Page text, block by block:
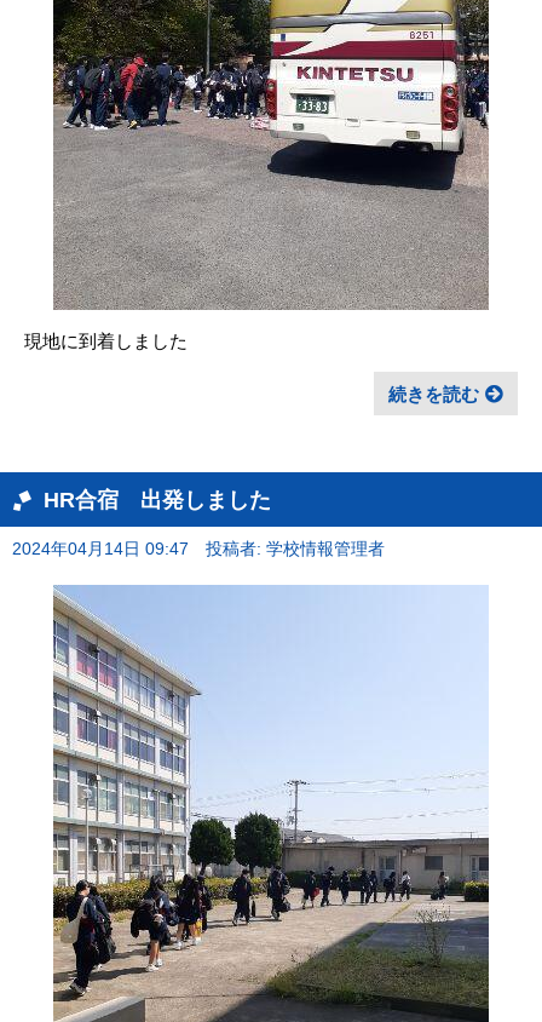
現地に到着しました
続きを読む
HR合宿 出発しました
2024年04月14日 09:47 投稿者: 学校情報管理者